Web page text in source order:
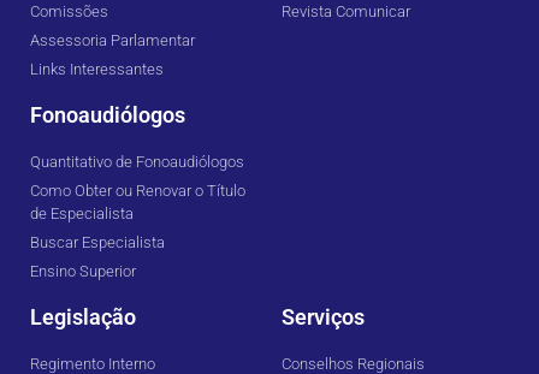
Comissões
Assessoria Parlamentar
Links Interessantes
Revista Comunicar
Fonoaudiólogos
Quantitativo de Fonoaudiólogos
Como Obter ou Renovar o Título
de Especialista
Buscar Especialista
Ensino Superior
Legislação
Regimento Interno
Serviços
Conselhos Regionais